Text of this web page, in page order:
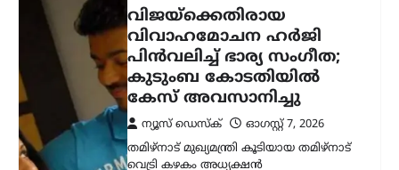
നയത്തിനെതിരെ ജനകീയ
പ്രതിഷേധം ശക്തമാക്കും;
മുന്നറിയിപ്പുമായി
സിപിഐഎം
ന്യൂസ് ഡെസ്ക്
ഓഗസ്റ്റ്‌ 7, 2026
കേന്ദ്ര സർക്കാറിന്റെ എഥനോൾ-
പെട്രോൾ നയത്തിനെതിരെ രൂക്ഷ
വിമർശനവുമായി സിപിഐഎം പോളിറ്റ്